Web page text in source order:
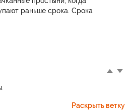
раньше срока. Срока
Раскрыть ветку